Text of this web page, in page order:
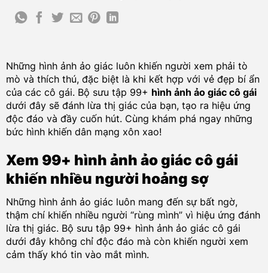
Những hình ảnh ảo giác luôn khiến người xem phải tò
mò và thích thú, đặc biệt là khi kết hợp với vẻ đẹp bí ẩn
của các cô gái. Bộ sưu tập 99+ hình ảnh ảo giác cô gái
dưới đây sẽ đánh lừa thị giác của bạn, tạo ra hiệu ứng
độc đáo và đầy cuốn hút. Cùng khám phá ngay những
bức hình khiến dân mạng xôn xao!
Xem 99+ hình ảnh ảo giác cô gái
khiến nhiều người hoảng sợ
Những hình ảnh ảo giác luôn mang đến sự bất ngờ,
thậm chí khiến nhiều người “rùng mình” vì hiệu ứng đánh
lừa thị giác. Bộ sưu tập 99+ hình ảnh ảo giác cô gái
dưới đây không chỉ độc đáo mà còn khiến người xem
cảm thấy khó tin vào mắt mình.